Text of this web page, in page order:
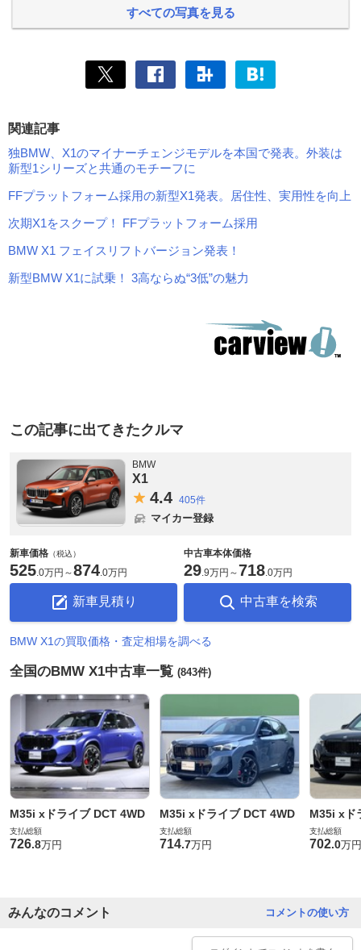
すべての写真を見る
関連記事
独BMW、X1のマイナーチェンジモデルを本国で発表。外装は
新型1シリーズと共通のモチーフに
FFプラットフォーム採用の新型X1発表。居住性、実用性を向上
次期X1をスクープ！ FFプラットフォーム採用
BMW X1 フェイスリフトバージョン発表！
新型BMW X1に試乗！ 3高ならぬ“3低”の魅力
この記事に出てきたクルマ
BMW
X1
4.4 405件
マイカー登録
新車価格 （税込）
525 0万円 ～874 0万円
新車見積り
中古車本体価格
29 9万円 ～718 0万円
中古車を検索
BMW X1の買取価格・査定相場を調べる
全国のBMW X1中古車一覧 (843件)
M35i xドライブ DCT 4WD
支払総額
726.8万円
M35i xドライブ DCT 4WD
支払総額
714.7万円
M35i xド
支払総額
702.0万円
コメントの使い方
みんなのコメント